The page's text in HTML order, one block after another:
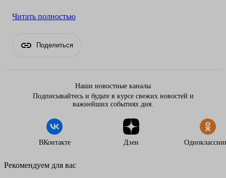
Читать полностью
Поделиться
Наши новостные каналы
Подписывайтесь и будьте в курсе свежих новостей и
важнейших событиях дня.
ВКонтакте Дзен
Рекомендуем для вас